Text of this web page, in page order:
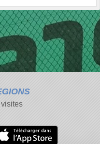
visites